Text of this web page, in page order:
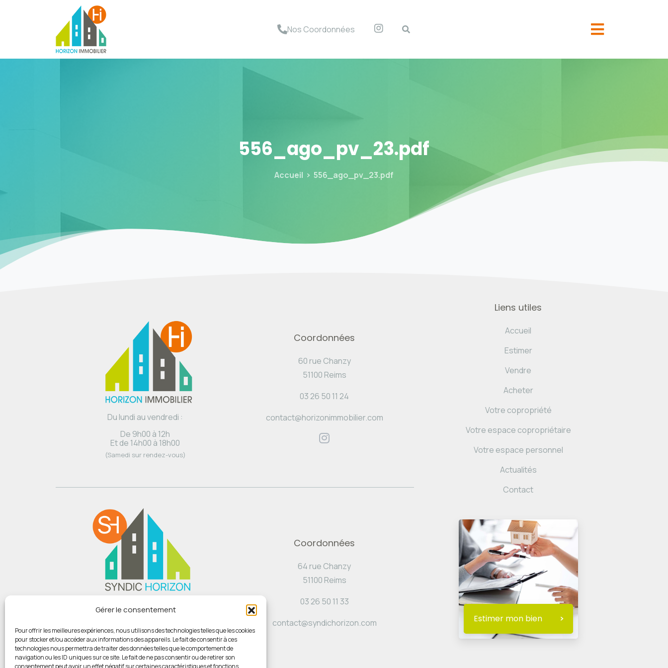
Gérer le consentement
Pour offrir les meilleures expériences, nous utilisons des technologies telles que les cookies
pour stocker et/ou accéder aux informations des appareils. Le fait de consentir à ces
technologies nous permettra de traiter des données telles que le comportement de
navigation ou les ID uniques sur ce site. Le fait de ne pas consentir ou de retirer son
consentement peut avoir un effet négatif sur certaines caractéristiques et fonctions.
Nos Coordonnées
556_ago_pv_23.pdf
Accueil 556_ago_pv_23.pdf
Du lundi au vendredi :
De 9h00 à 12h
Et de 14h00 à 18h00
(Samedi sur rendez-vous)
Coordonnées
60 rue Chanzy
51100 Reims
03 26 50 11 24
contact@horizonimmobilier.com
Du lundi au vendredi :
Et de 14h00 à 18h00
(Samedi sur rendez-vous)
Coordonnées
64 rue Chanzy
51100 Reims
03 26 50 11 33
contact@syndichorizon.com
Liens utiles
Accueil
Estimer
Vendre
Acheter
Votre copropriété
Votre espace copropriétaire
Votre espace personnel
Actualités
Contact
Estimer mon bien